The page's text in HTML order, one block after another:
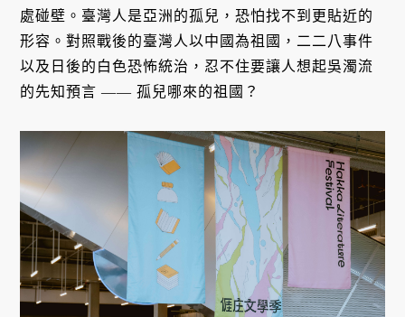
處碰壁。臺灣人是亞洲的孤兒，恐怕找不到更貼近的
形容。對照戰後的臺灣人以中國為祖國，二二八事件
以及日後的白色恐怖統治，忍不住要讓人想起吳濁流
的先知預言 —— 孤兒哪來的祖國？